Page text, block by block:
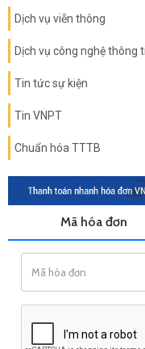
Dịch vụ viễn thông
Dịch vụ công nghệ thông
Tin tức sự kiện
Tin VNPT
Chuẩn hóa TTTB